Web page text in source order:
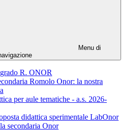
Menu di
R. ONOR
Romolo Onor: la nostra
per aule tematiche - a.s. 2026-
didattica sperimentale LabOnor
secondaria Onor